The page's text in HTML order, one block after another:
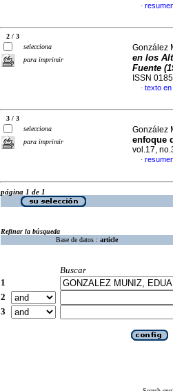
·
2 / 3
selecciona
para imprimir
González
en los
Fuente
ISSN
· texto
3 / 3
selecciona
para imprimir
González
enfoque
vol.17,
·
página 1 de 1
Refinar la búsqueda
Base de datos : article
Buscar
1
2
3